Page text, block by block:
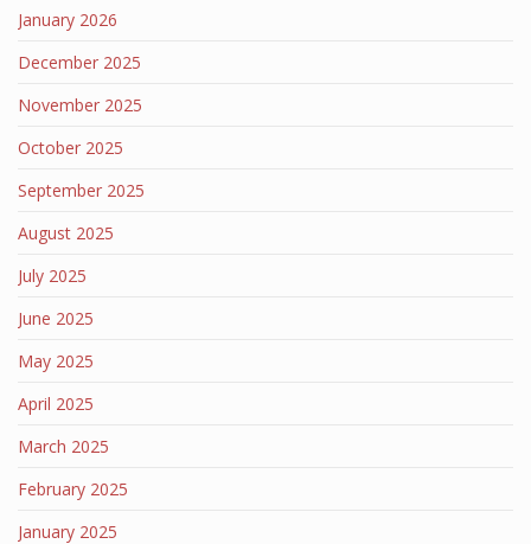
January 2026
December 2025
November 2025
October 2025
September 2025
August 2025
July 2025
June 2025
May 2025
April 2025
March 2025
February 2025
January 2025